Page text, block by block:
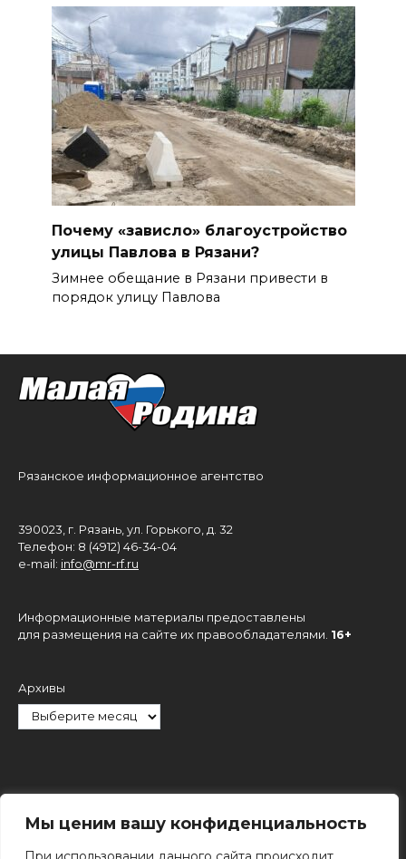
Мы ценим вашу конфиденциальность
Почему «зависло» благоустройство
улицы Павлова в Рязани?
Зимнее обещание в Рязани привести в
порядок улицу Павлова
Рязанское информационное агентство
390023, г. Рязань, ул. Горького, д. 32
Телефон: 8 (4912) 46-34-04
e-mail: info@mr-rf.ru
Информационные материалы предоставлены
для размещения на сайте их правообладателями. 16+
Архивы